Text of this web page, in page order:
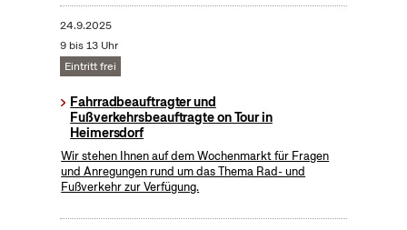
24.9.2025
9 bis 13 Uhr
Eintritt frei
Fahrradbeauftragter und
Fußverkehrsbeauftragte on Tour in
Heimersdorf
Wir stehen Ihnen auf dem Wochenmarkt für Fragen
und Anregungen rund um das Thema Rad- und
Fußverkehr zur Verfügung.